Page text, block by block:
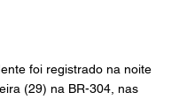
foi registrado na noite
(29) na BR-304, nas